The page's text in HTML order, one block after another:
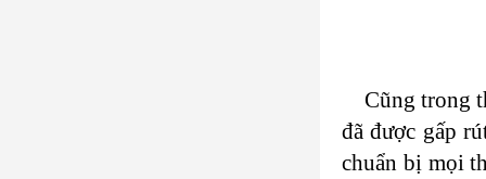
Cũng trong
đã được gấp
chuẩn bị mọi